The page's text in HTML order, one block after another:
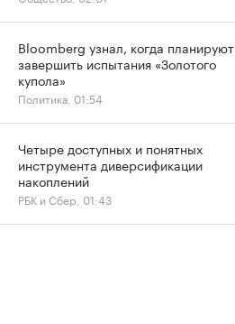
Bloomberg узнал, когда планируют
завершить испытания «Золотого
купола»
Политика, 01:54
Четыре доступных и понятных
инструмента диверсификации
накоплений
РБК и Сбер, 01:43